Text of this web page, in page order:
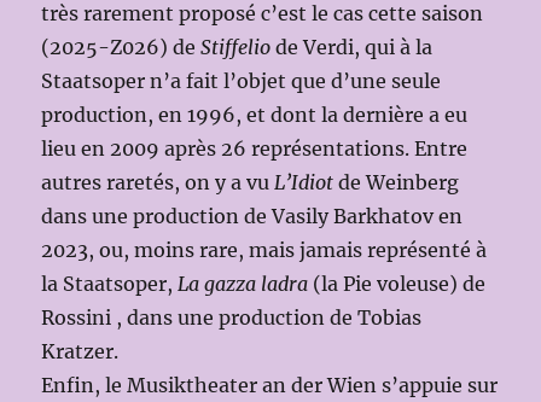
très rarement proposé c’est le cas cette saison
(2025-Z026) deStiffelio de Verdi, qui à la
Staatsoper n’a fait l’objet que d’une seule
production, en 1996, et dont la dernière a eu
lieu en 2009 après 26 représentations. Entre
autres raretés, on y a vuL’Idiot de Weinberg
dans une production de Vasily Barkhatov en
2023, ou, moins rare, mais jamais représenté à
la Staatsoper,La gazza ladra (la Pie voleuse) de
Rossini , dans une production de Tobias
Kratzer.
Enfin, le Musiktheater an der Wien s’appuie sur